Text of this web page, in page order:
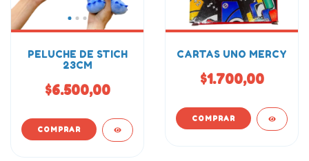
PELUCHE DE STICH
23CM
$6.500,00
CARTAS UNO MERCY
$1.700,00